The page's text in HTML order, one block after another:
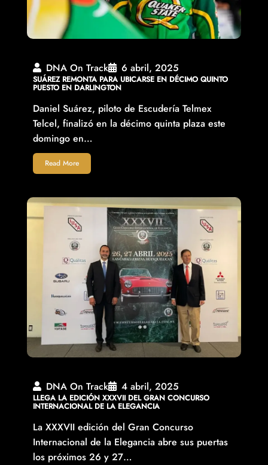
DNA On Track 6 abril, 2025
SUÁREZ REMONTA PARA UBICARSE EN DÉCIMO QUINTO
PUESTO EN DARLINGTON
Daniel Suárez, piloto de Escudería Telmex
Telcel, finalizó en la décimo quinta plaza este
domingo en…
Read More
DNA On Track 4 abril, 2025
LLEGA LA EDICIÓN XXXVII DEL GRAN CONCURSO
INTERNACIONAL DE LA ELEGANCIA
La XXXVII edición del Gran Concurso
Internacional de la Elegancia abre sus puertas
los próximos 26 y 27…